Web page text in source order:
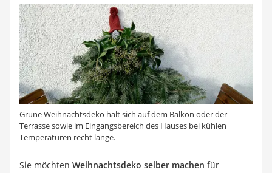
Grüne Weihnachtsdeko hält sich auf dem Balkon oder der
Terrasse sowie im Eingangsbereich des Hauses bei kühlen
Temperaturen recht lange.
Sie möchten Weihnachtsdeko selber machen für